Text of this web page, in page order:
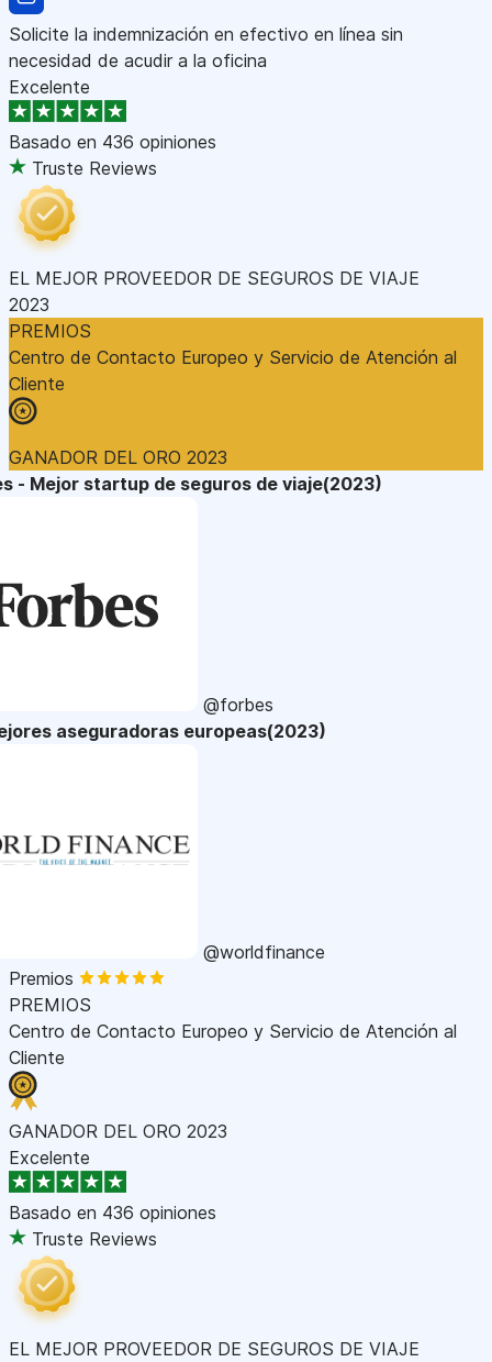
Solicite la indemnización en efectivo en línea sin
necesidad de acudir a la oficina
Excelente
Basado en 436 opiniones
Truste Reviews
EL MEJOR PROVEEDOR DE SEGUROS DE VIAJE
2023
PREMIOS
Centro de Contacto Europeo y Servicio de Atención al
Cliente
GANADOR DEL ORO 2023
- Mejor startup de seguros de viaje(2023)
@forbes
aseguradoras europeas(2023)
@worldfinance
Premios
PREMIOS
Centro de Contacto Europeo y Servicio de Atención al
Cliente
GANADOR DEL ORO 2023
Excelente
Basado en 436 opiniones
Truste Reviews
EL MEJOR PROVEEDOR DE SEGUROS DE VIAJE